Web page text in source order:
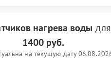
нагрева воды
1400 руб.
на текущую дату